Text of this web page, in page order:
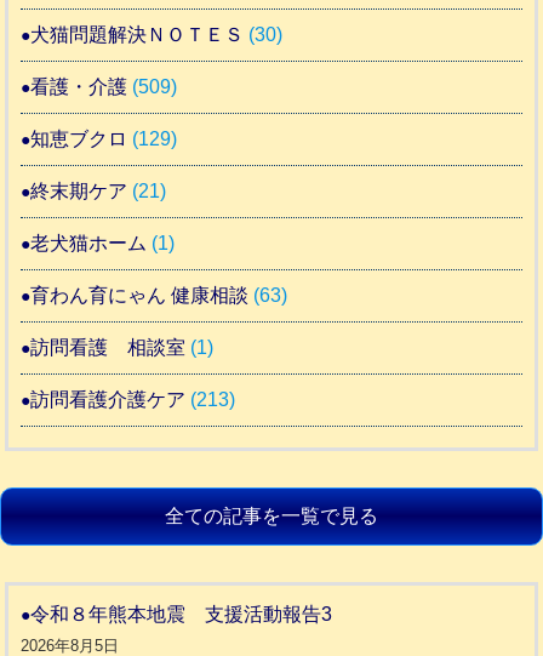
犬猫問題解決ＮＯＴＥＳ (30)
看護・介護 (509)
知恵ブクロ (129)
終末期ケア (21)
老犬猫ホーム (1)
育わん育にゃん 健康相談 (63)
訪問看護 相談室 (1)
訪問看護介護ケア (213)
全ての記事を一覧で見る
令和８年熊本地震 支援活動報告3
2026年8月5日